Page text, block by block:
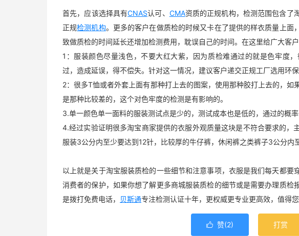
首先，应该选择具有CNAS认可、 CMA资质的正规机构，检测范围包含了
正规检测机构。更多的客户在做质检的时候又卡在了提供的样衣质量上面
致做质检的时间延长还增加检测费用，耽误自己的时间。在这里给广大客
1：服装颜色尽量浅色，不要大红大紫，因为质检难通过的就是色牢度
过，造成延误，得不偿失。针对这一情况，建议客户递交正规工厂选用环
2：很多T恤或者外套上面有那种打上去的图案，使用那种胶打上去的，
是那种比较差的，这个对色牢度的检测是有影响的。
3.单一颜色单一面料的服装测试点是少的，测试成本也是低的，通过的概
4.经过实验证明很多淘宝商家提供的衣服外观质量这块是不符合要求的，
服装3公分内至少要达到12针，比较厚的牛仔裤，休闲裤之类裤子3公分内
以上就是关于淘宝服装质检的一些细节和注意事项，衣服是我们每天都要
消费者的保护，如果你想了解更多商城服装质检的细节或是需要办理质检
是拨打免费电话，
贝斯通专注检测认证十年，更权威更专业更高效，值得您
 赞(2) 打赏